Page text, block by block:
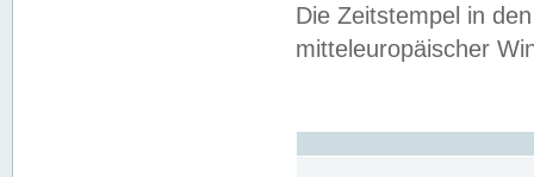
Die Zeitstempel in
mitteleuropäischer